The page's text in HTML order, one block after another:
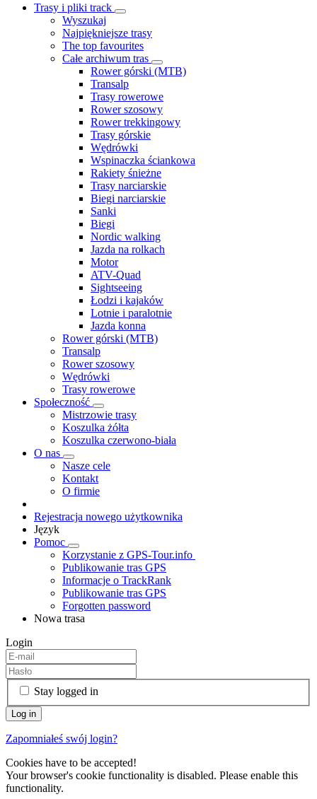
Trasy i pliki track
Wyszukaj
Najpiękniejsze trasy
The top favourites
Całe archiwum tras
Rower górski (MTB)
Transalp
Trasy rowerowe
Rower szosowy
Rower trekkingowy
Trasy górskie
Wędrówki
Wspinaczka ściankowa
Rakiety śnieżne
Trasy narciarskie
Biegi narciarskie
Sanki
Biegi
Nordic walking
Jazda na rolkach
Motor
ATV-Quad
Sightseeing
Łodzi i kajaków
Lotnie i paralotnie
Jazda konna
Rower górski (MTB)
Transalp
Rower szosowy
Wędrówki
Trasy rowerowe
Społeczność
Mistrzowie trasy
Koszulka żółta
Koszulka czerwono-biała
O nas
Nasze cele
Kontakt
O firmie
Rejestracja nowego użytkownika
Język
Pomoc
Korzystanie z GPS-Tour.info
Publikowanie tras GPS
Informacje o TrackRank
Publikowanie tras GPS
Forgotten password
Nowa trasa
Login
Stay logged in
Zapomniałeś swój login?
Cookies have to be accepted!
Your browser's cookie functionality is disabled. Please enable this
functionality.